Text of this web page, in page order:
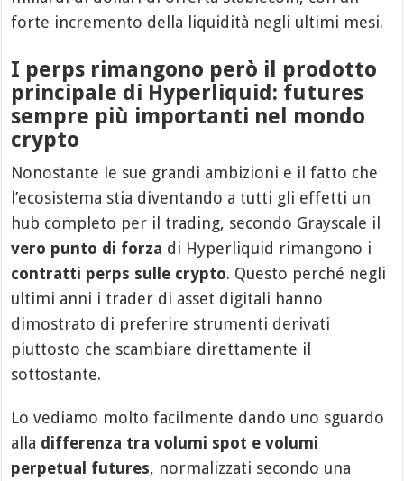
forte incremento della liquidità negli ultimi mesi.
I perps rimangono però il prodotto
principale di Hyperliquid: futures
sempre più importanti nel mondo
crypto
Nonostante le sue grandi ambizioni e il fatto che
l’ecosistema stia diventando a tutti gli effetti un
hub completo per il trading, secondo Grayscale il
vero punto di forza di Hyperliquid rimangono i
contratti perps sulle crypto. Questo perché negli
ultimi anni i trader di asset digitali hanno
dimostrato di preferire strumenti derivati
piuttosto che scambiare direttamente il
sottostante.
Lo vediamo molto facilmente dando uno sguardo
alla differenza tra volumi spot e volumi
perpetual futures, normalizzati secondo una